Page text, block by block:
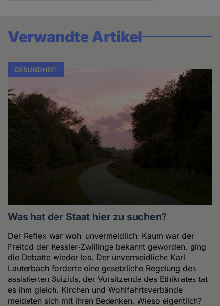
Verwandte Artikel
GESUNDHEIT
Was hat der Staat hier zu suchen?
Der Reflex war wohl unvermeidlich: Kaum war der
Freitod der Kessler-Zwillinge bekannt geworden, ging
die Debatte wieder los. Der unvermeidliche Karl
Lauterbach forderte eine gesetzliche Regelung des
assistierten Suizids, der Vorsitzende des Ethikrates tat
es ihm gleich. Kirchen und Wohlfahrtsverbände
meldeten sich mit ihren Bedenken. Wieso eigentlich?